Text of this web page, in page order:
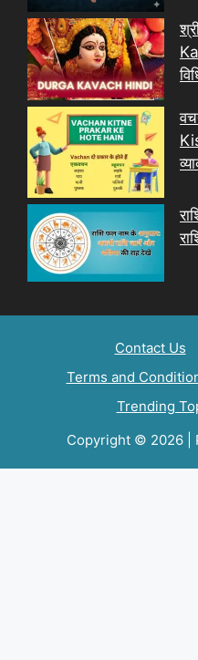
Contact Us
Terms and
Trending
Copyright © 2026 |